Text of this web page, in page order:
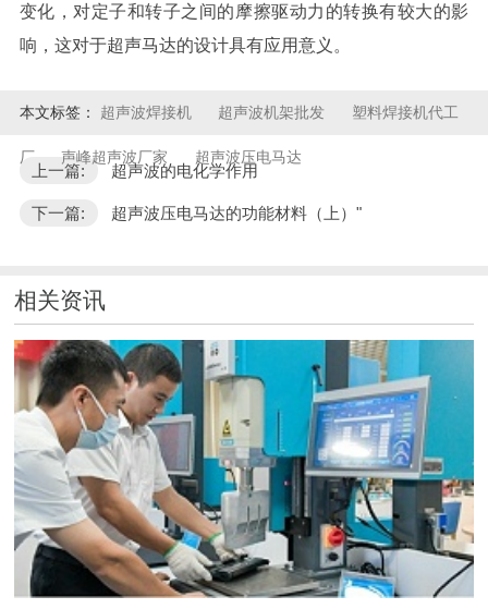
变化，对定子和转子之间的摩擦驱动力的转换有较大的影
响，这对于超声马达的设计具有应用意义。
本文标签： 超声波焊接机 超声波机架批发 塑料焊接机代工
厂 声峰超声波厂家 超声波压电马达
上一篇: 超声波的电化学作用
下一篇: 超声波压电马达的功能材料（上）"
相关资讯